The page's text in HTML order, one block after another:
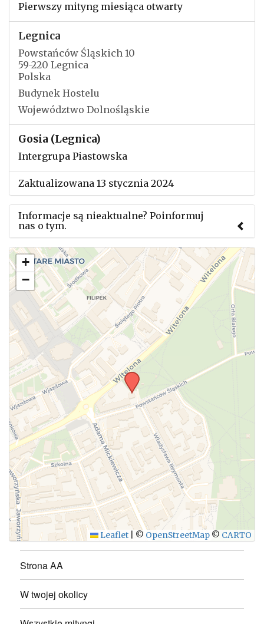
Pierwszy mityng miesiąca otwarty
Legnica
Powstańców Śląskich 10
59-220 Legnica
Polska
Budynek Hostelu
Województwo Dolnośląskie
Gosia (Legnica)
Intergrupa Piastowska
Zaktualizowana 13 stycznia 2024
Informacje są nieaktualne? Poinformuj
nas o tym.
Użyj tego formularza aby przesłać informację o
zmianach w powyższym mityngu.
WYŚLIJ
+
−
Leaflet © OpenStreetMap © CARTO
Strona AA
W twojej okolicy